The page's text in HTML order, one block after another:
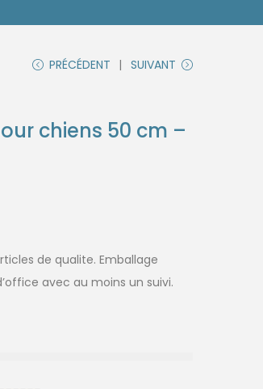
PRÉCÉDENT SUIVANT
chiens 50 cm –
de qualite. Emballage
avec au moins un suivi.